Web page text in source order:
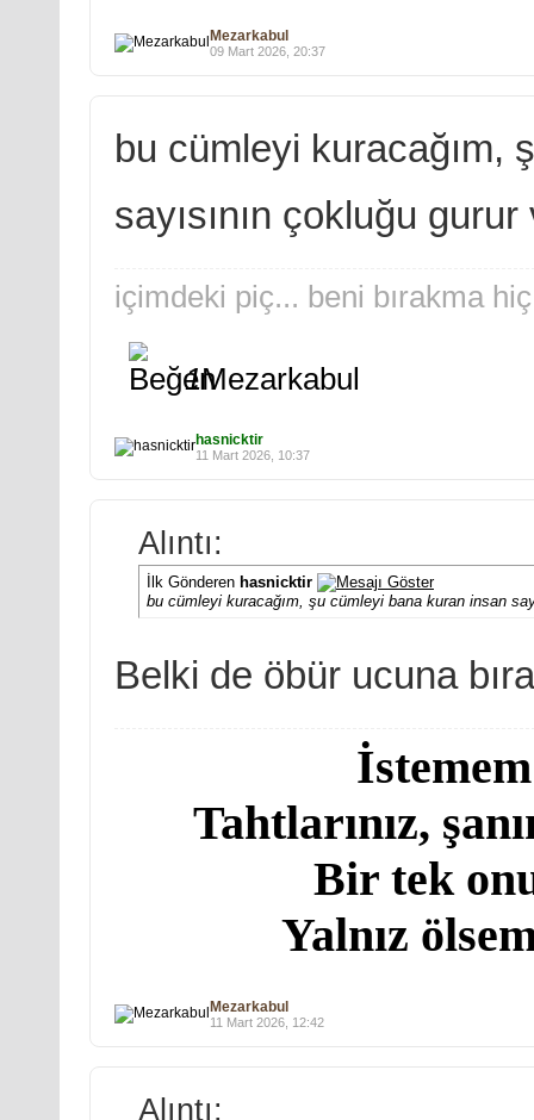
Mezarkabul
09 Mart 2026, 20:37
bu cümleyi kuracağım,
sayısının çokluğu
içimdeki piç... beni bırakma hiç
1Mezarkabul
hasnicktir
11 Mart 2026, 10:37
Alıntı:
İlk Gönderen hasnicktir
bu cümleyi kuracağım, şu cümleyi bana kuran insan
Belki de öbür ucuna
Tahtlarınız,
Bir tek
Yalnız
Mezarkabul
11 Mart 2026, 12:42
Alıntı: